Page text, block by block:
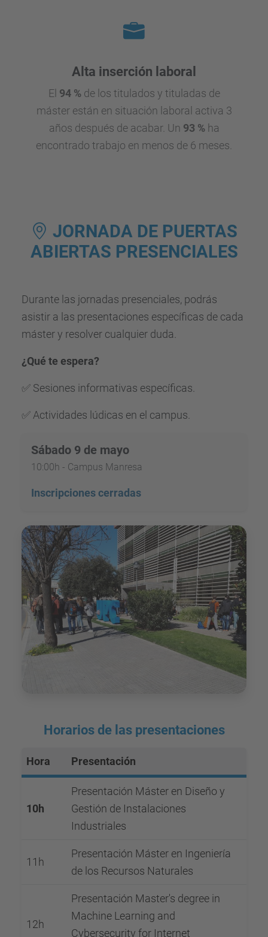
Alta inserción laboral
El 94 %de los titulados y tituladas de
máster están en situación laboral activa 3
años después de acabar. Un 93 %ha
encontrado trabajo en menos de 6 meses.
JORNADA DE PUERTAS
ABIERTAS PRESENCIALES
Durante las jornadas presenciales, podrás
asistir a las presentaciones específicas de cada
máster y resolver cualquier duda.
¿Qué te espera?
✅ Sesiones informativas específicas.
✅ Actividades lúdicas en el campus.
Sábado 9 de mayo
10:00h - Campus Manresa
Inscripciones cerradas
Horarios de las presentaciones
Hora Presentación
10h
Presentación Máster en Diseño y
Gestión de Instalaciones
Industriales
11h
Presentación Máster en Ingeniería
de los Recursos Naturales
12h
Presentación Master's degree in
Machine Learning and
Cybersecurity for Internet